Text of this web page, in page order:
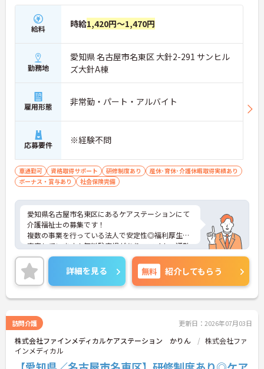
給料 時給1,420円～1,470円
勤務地
愛知県 名古屋市名東区 大針2-291 サンヒル
ズ大針A棟
雇用形態 非常勤・パート・アルバイト
応募要件 ※経験不問
車通勤可 資格取得サポート 研修制度あり
産休･育休･介護休暇取得実績あり
ボーナス・賞与あり
社会保険完備
愛知県名古屋市名東区にあるケアステーションにて
介護福祉士の募集です！
複数の事業を行っている法人で安定性◎福利厚生も
充実しています！無料駐車場があり、マイカー通勤
も可能◎離れた地域にお住まいの方もストレス無く
通勤していただけます！
ご興味のある方には、面接対策ポイントなど、さら
に詳細をお話しいたしますのでお気軽にご相談くだ
さい！
詳細を見る 無料 紹介してもらう
訪問介護 更新日：2026年07月03日
株式会社ファインメディカルケアステーション かりん
株式会社ファ
インメディカル